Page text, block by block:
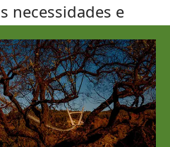
necessidades e